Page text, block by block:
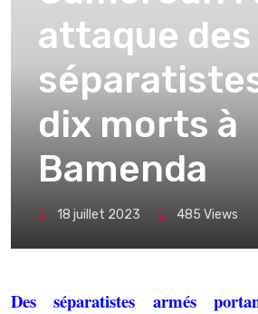
attaque des
dix morts à
Bamenda
18 juillet 2023 485 Views
Des séparatistes armés